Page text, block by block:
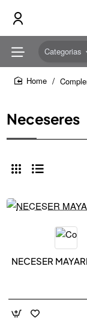
Categorias
Buscar
Productos
Neceseres
NECESER